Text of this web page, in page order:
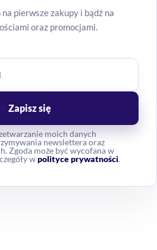
na pierwsze zakupy i bądź na
oraz promocjami.
moich danych
newslettera oraz
Zgoda może być wycofana w
wpolityce prywatności.
Zapisz się